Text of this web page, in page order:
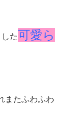
した可愛ら
またふわふわ